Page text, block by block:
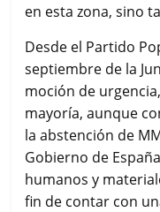
en esta zona, sino
Desde el Partido
septiembre de la
moción de
mayoría, aunque
la abstención de
Gobierno de
humanos y
fin de contar con